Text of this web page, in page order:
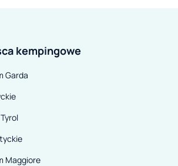
kempingowe
Garda
Maggiore